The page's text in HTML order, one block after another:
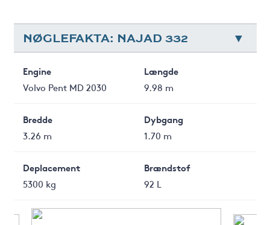
NØGLEFAKTA: NAJAD 332
Engine
Volvo Pent MD 2030
Længde
9.98 m
Bredde
3.26 m
Dybgang
1.70 m
Deplacement
5300 kg
Brændstof
92 L